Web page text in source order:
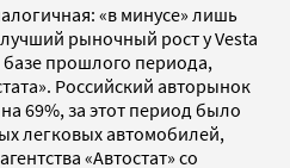
«в минусе» лишь
рыночный рост у Vesta
прошлого периода,
Российский авторынок
69%, за этот период было
легковых автомобилей,
«Автостат» со